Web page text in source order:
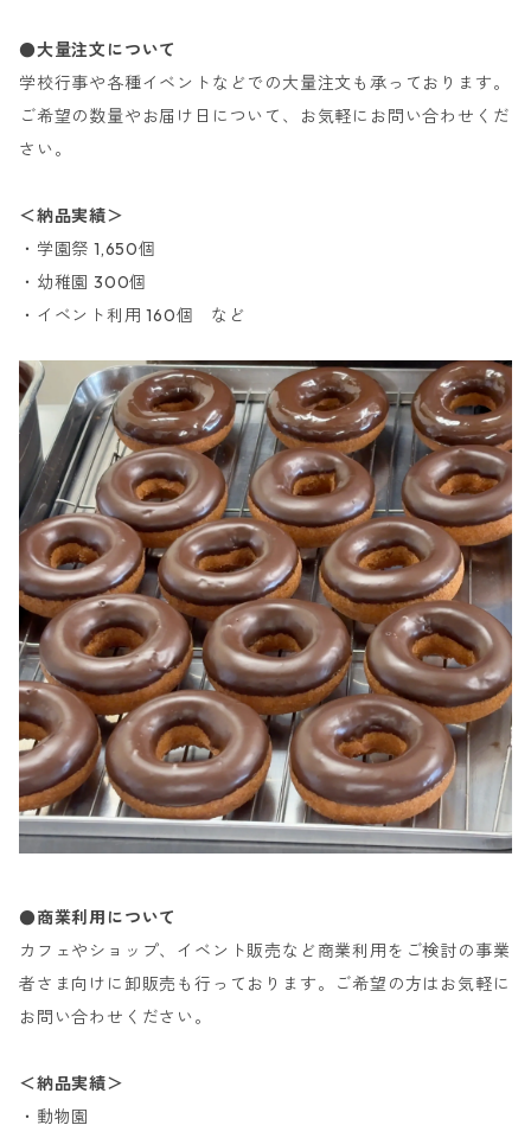
●大量注文について
学校行事や各種イベントなどでの大量注文も承っております。
ご希望の数量やお届け日について、お気軽にお問い合わせくだ
さい。
＜納品実績＞
・学園祭 1,650個
・幼稚園 300個
・イベント利用 160個 など
●商業利用について
カフェやショップ、イベント販売など商業利用をご検討の事業
者さま向けに卸販売も行っております。ご希望の方はお気軽に
お問い合わせください。
＜納品実績＞
・動物園